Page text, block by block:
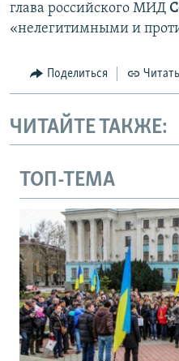
глава российского МИД
«нелегитимными и
Поделиться
ЧИТАЙТЕ ТАКЖЕ:
ТОП-ТЕМА